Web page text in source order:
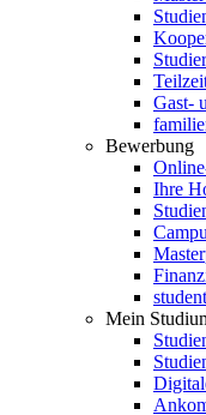
Gast-
Bewerbung
Ihre
Mein